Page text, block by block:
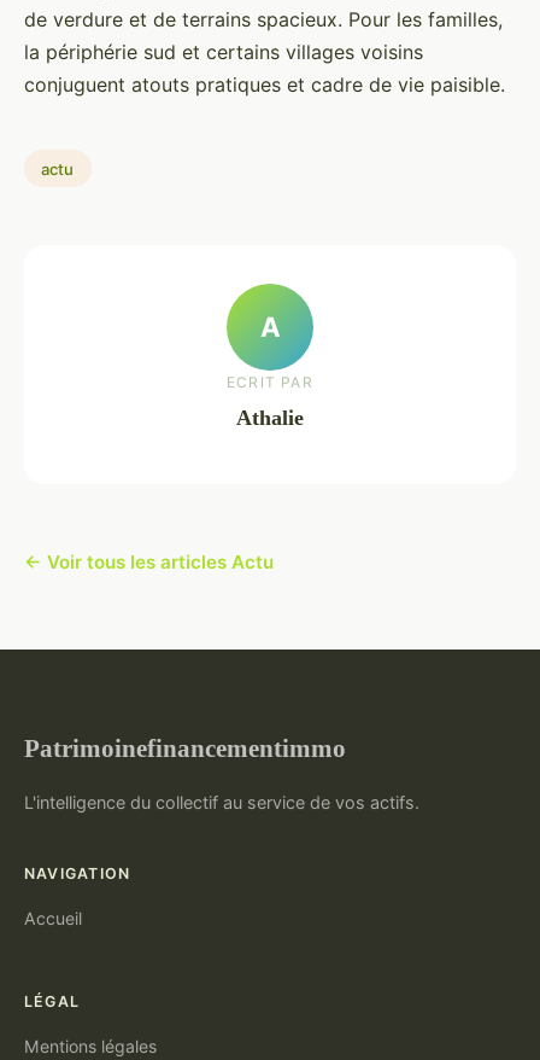
de verdure et de terrains spacieux. Pour les familles,
la périphérie sud et certains villages voisins
conjuguent atouts pratiques et cadre de vie paisible.
actu
A
ECRIT PAR
Athalie
← Voir tous les articles Actu
Patrimoinefinancementimmo
L'intelligence du collectif au service de vos actifs.
NAVIGATION
Accueil
LÉGAL
Mentions légales